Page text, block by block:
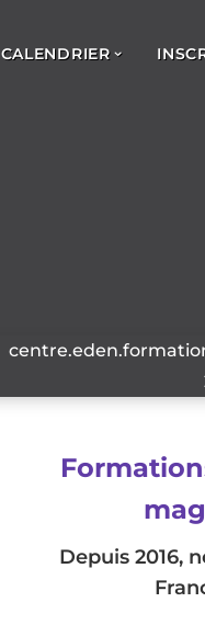
CALENDRIER
Depuis 2016,